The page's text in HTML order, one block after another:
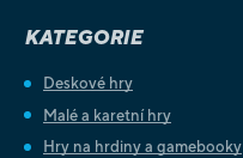
KATEGORIE
Deskové hry
Malé a karetní hry
Hry na hrdiny a gamebooky